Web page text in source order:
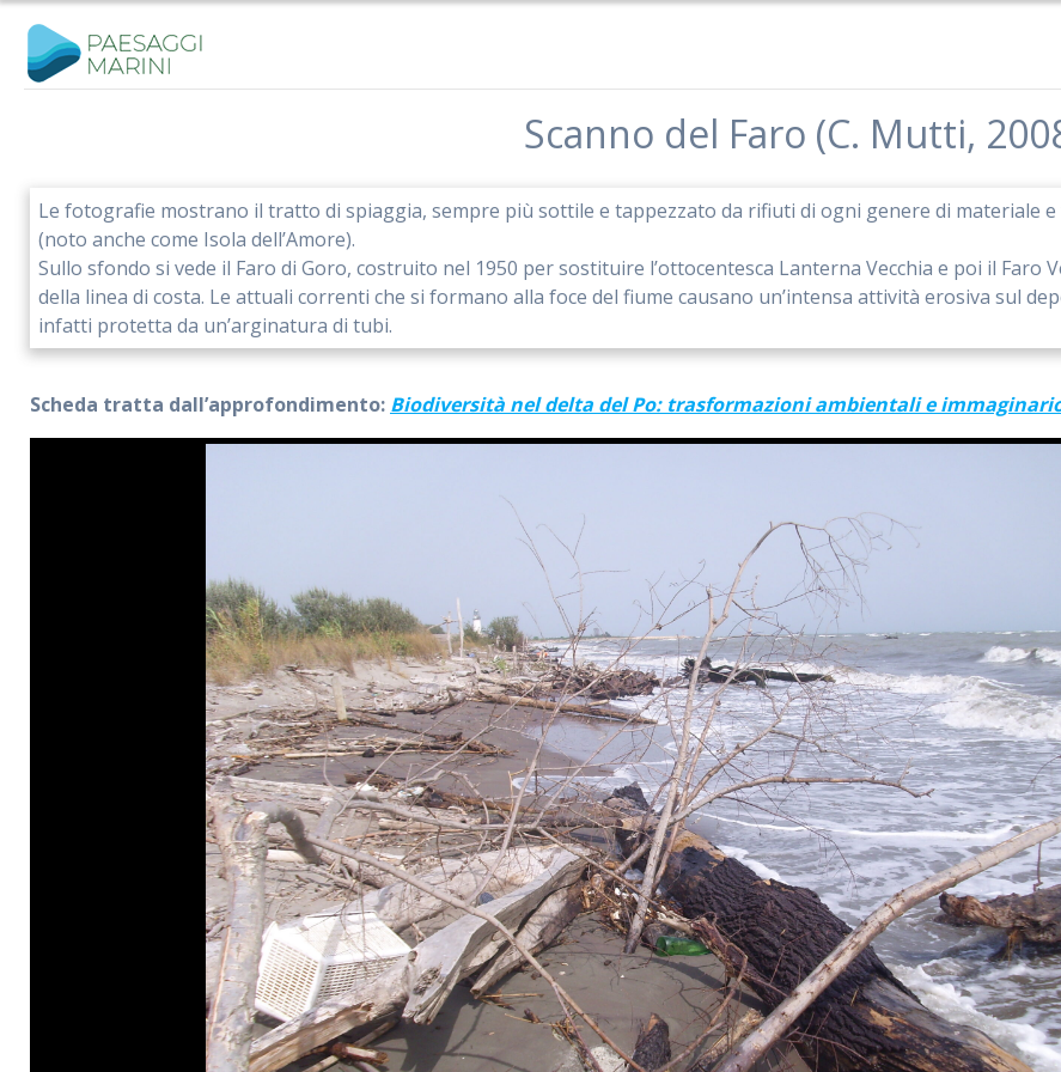
contenuto
Scanno del Faro (C. Mutti,
Le fotografie mostrano il tratto di spiaggia, sempre più sottile e tappezzato da rifiuti di ogni genere di materiale
(noto anche come Isola dell’Amore).
Sullo sfondo si vede il Faro di Goro, costruito nel 1950 per sostituire l’ottocentesca Lanterna Vecchia e poi il Faro
della linea di costa. Le attuali correnti che si formano alla foce del fiume causano un’intensa attività erosiva sul
infatti protetta da un’arginatura di tubi.
Scheda tratta dall’approfondimento: Biodiversità nel delta del Po: trasformazioni ambientali e